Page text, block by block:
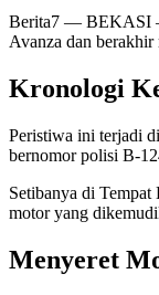
Berita7 — BEKASI –
Avanza dan berakhir
Kronologi
Peristiwa ini terjadi
bernomor polisi B-
Setibanya di
motor yang
Menyeret